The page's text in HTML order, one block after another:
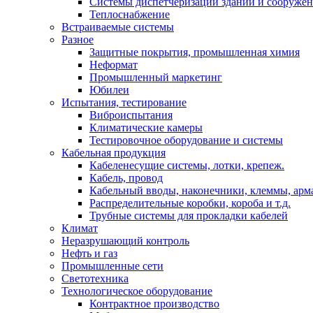
Теплоснабжение
Встраиваемые системы
Разное
Защитные покрытия, промышленная химия
Неформат
Промышленный маркетинг
Юбилеи
Испытания, тестирование
Виброиспытания
Климатические камеры
Тестировочное оборудование и системы
Кабельная продукция
Кабеленесущие системы, лотки, крепеж.
Кабель, провод
Кабельный вводы, наконечники, клеммы,
Распределительные коробки, короба и т.д.
Трубные системы для прокладки кабелей
Климат
Неразрушающий контроль
Нефть и газ
Промышленные сети
Светотехника
Технологическое оборудование
Контрактное производство